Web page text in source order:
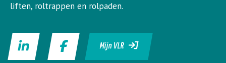
liften, roltrappen en rolpaden.
Mijn VLR